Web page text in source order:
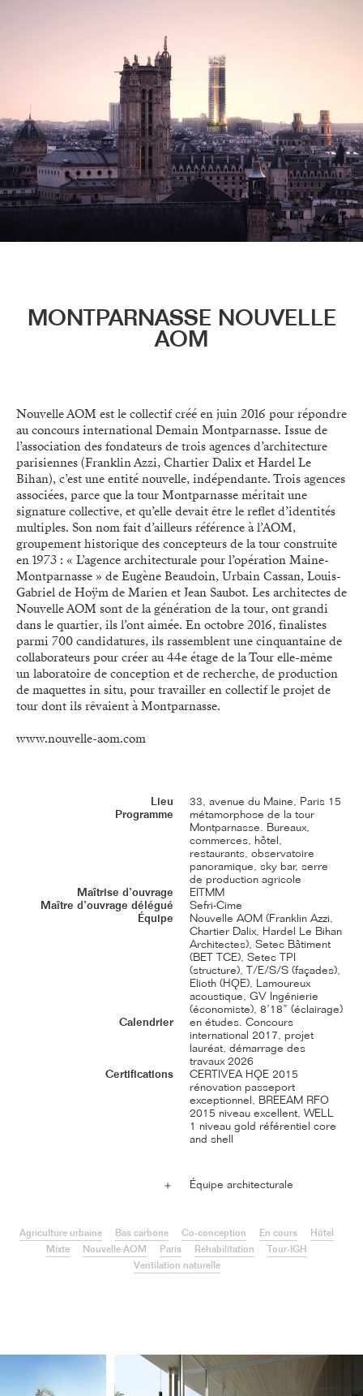
MONTPARNASSE NOUVELLE
AOM
Nouvelle AOM est le collectif créé en juin 2016 pour répondre
au concours international Demain Montparnasse. Issue de
l’association des fondateurs de trois agences d’architecture
parisiennes (Franklin Azzi, Chartier Dalix et Hardel Le
Bihan), c’est une entité nouvelle, indépendante. Trois agences
associées, parce que la tour Montparnasse méritait une
signature collective, et qu’elle devait être le reflet d’identités
multiples. Son nom fait d’ailleurs référence à l’AOM,
groupement historique des concepteurs de la tour construite
en 1973 : « L’agence architecturale pour l’opération Maine-
Montparnasse » de Eugène Beaudoin, Urbain Cassan, Louis-
Gabriel de Hoÿm de Marien et Jean Saubot. Les architectes de
Nouvelle AOM sont de la génération de la tour, ont grandi
dans le quartier, ils l’ont aimée. En octobre 2016, finalistes
parmi 700 candidatures, ils rassemblent une cinquantaine de
collaborateurs pour créer au 44e étage de la Tour elle-même
un laboratoire de conception et de recherche, de production
de maquettes in situ, pour travailler en collectif le projet de
tour dont ils rêvaient à Montparnasse.
www.nouvelle-aom.com
Lieu
33, avenue du Maine, Paris 15
Programme
métamorphose de la tour
Montparnasse. Bureaux,
commerces, hôtel,
restaurants, observatoire
panoramique, sky bar, serre
de production agricole
Maîtrise d’ouvrage
EITMM
Maître d’ouvrage délégué
Sefri-Cime
Équipe
Nouvelle AOM (Franklin Azzi,
Chartier Dalix, Hardel Le Bihan
Architectes), Setec Bâtiment
(BET TCE), Setec TPI
(structure), T/E/S/S (façades),
Elioth (HQE), Lamoureux
acoustique, GV Ingénierie
(économiste), 8’18’’ (éclairage)
Calendrier
en études. Concours
international 2017, projet
lauréat, démarrage des
travaux 2026
Certifications
CERTIVEA HQE 2015
rénovation passeport
exceptionnel, BREEAM RFO
2015 niveau excellent, WELL
1 niveau gold référentiel core
and shell
＋ Équipe architecturale
Agriculture urbaine Bas carbone Co-conception En cours
Hôtel
Mixte
Nouvelle AOM Paris Réhabilitation
Tour-IGH
Ventilation naturelle